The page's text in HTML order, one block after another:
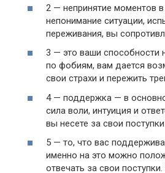
2 — непринятие моментов
непонимание ситуации,
переживания, вы
3 — это ваши способности
по фобиям, вам дается
свои страхи и пережить
4 — поддержка — в
сила воли, интуиция и
вы несете за свои
5 — то, что вас
именно на это можно
отвечать за свои